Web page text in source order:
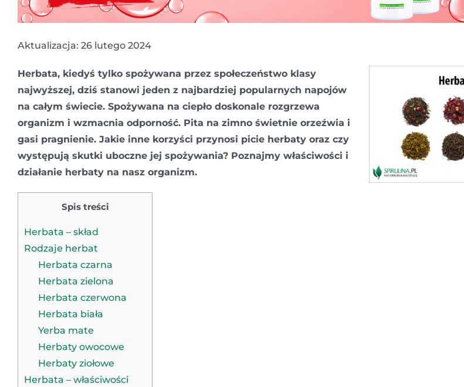
Aktualizacja: 26 lutego 2024
Herbata, kiedyś tylko spożywana przez społeczeństwo klasy
najwyższej, dziś stanowi jeden z najbardziej popularnych napojów
na całym świecie. Spożywana na ciepło doskonale rozgrzewa
organizm i wzmacnia odporność. Pita na zimno świetnie orzeźwia i
gasi pragnienie. Jakie inne korzyści przynosi picie herbaty oraz czy
występują skutki uboczne jej spożywania? Poznajmy właściwości i
działanie herbaty na nasz organizm.
Spis treści
Herbata – skład
Rodzaje herbat
Herbata czarna
Herbata zielona
Herbata czerwona
Herbata biała
Yerba mate
Herbaty owocowe
Herbaty ziołowe
Herbata – właściwości